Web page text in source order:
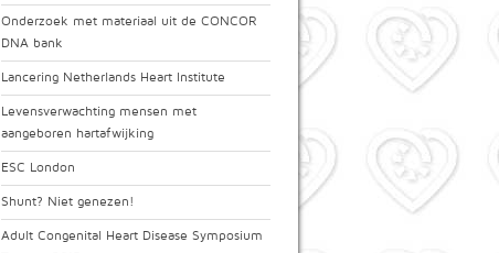
Onderzoek met materiaal uit de CONCOR
DNA bank
Lancering Netherlands Heart Institute
Levensverwachting mensen met
aangeboren hartafwijking
ESC London
Shunt? Niet genezen!
Adult Congenital Heart Disease Symposium